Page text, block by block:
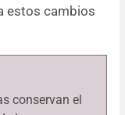
estos cambios
conservan el